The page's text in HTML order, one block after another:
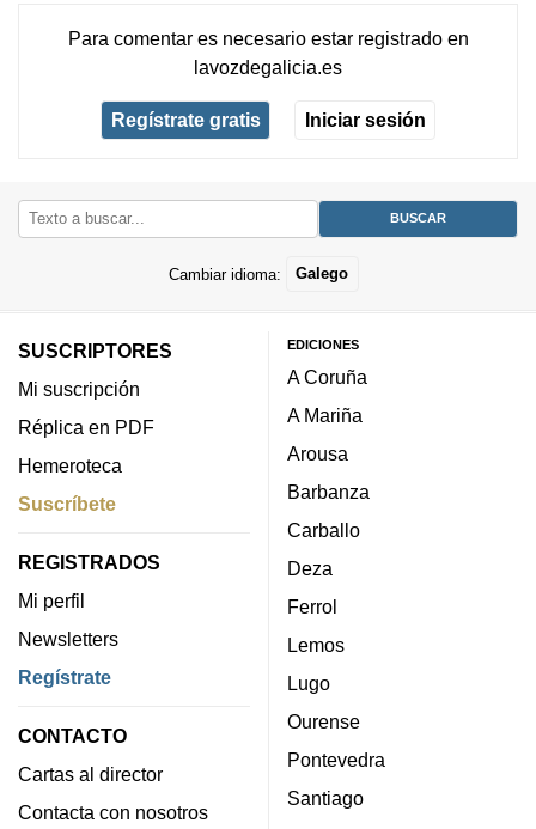
Para comentar es necesario estar registradoen
lavozdegalicia.es
Regístrate gratis Iniciar sesión
Cambiar idioma: Galego
SUSCRIPTORES
Mi suscripción
Réplica en PDF
Hemeroteca
Suscríbete
REGISTRADOS
Mi perfil
Newsletters
Regístrate
CONTACTO
Cartas al director
Contacta con nosotros
EDICIONES
A Coruña
A Mariña
Arousa
Barbanza
Carballo
Deza
Ferrol
Lemos
Lugo
Ourense
Pontevedra
Santiago